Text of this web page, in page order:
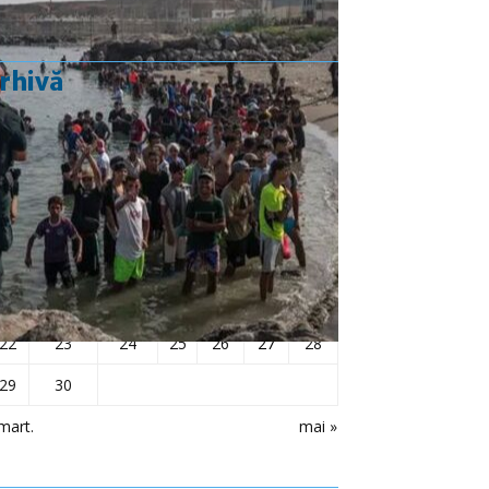
aprilie 2024
L Ma Mi J V S D
mai »
1 2 3 4 5 6
7
8
9 10 11 12 13
14
16 17 18 19 20
21
23 24 25 26 27
28
30